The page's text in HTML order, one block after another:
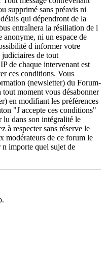
supprimé sans préavis ni
qui dépendront de la
entraînera la résiliation de l
anonyme, ni un espace de
d informer votre
judiciaires de tout
de chaque intervenant est
ces conditions. Vous
(newsletter) du Forum-
moment vous désabonner
en modifiant les préférences
"J accepte ces conditions"
lu dans son intégralité le
à respecter sans réserve le
modérateurs de ce forum le
importe quel sujet de